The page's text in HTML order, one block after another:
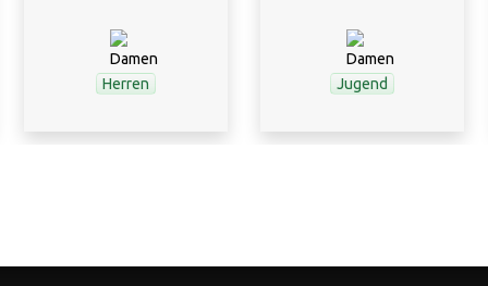
Herren Jugend